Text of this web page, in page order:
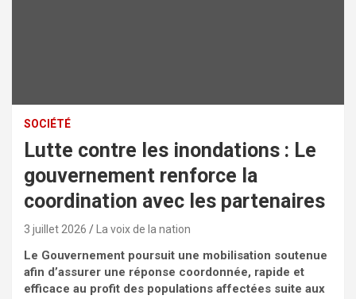
SOCIÉTÉ
Lutte contre les inondations : Le
gouvernement renforce la
coordination avec les partenaires
3 juillet 2026 La voix de la nation
Le Gouvernement poursuit une mobilisation soutenue
afin d’assurer une réponse coordonnée, rapide et
efficace au profit des populations affectées suite aux